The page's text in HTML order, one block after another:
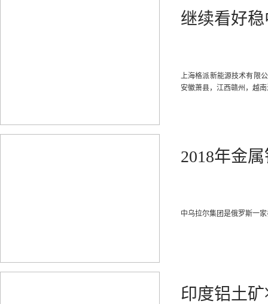
继续看好
上海格派新能源技术有限
安徽萧县，江西赣州，越
2018年金
中乌拉尔集团是俄罗斯一
印度铝土